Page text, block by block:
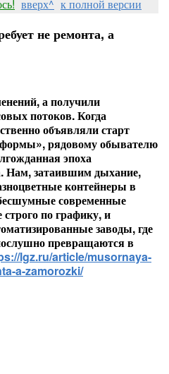
вверх^ к полной версии
не ремонта, а
а получили
потоков.Когда
объявляли старт
рядовому обывателю
эпоха
Нам, затаившим дыхание,
контейнеры в
современные
по графику, и
заводы, где
превращаются в
lgz.ru/article/musornaya-
a-zamorozki/